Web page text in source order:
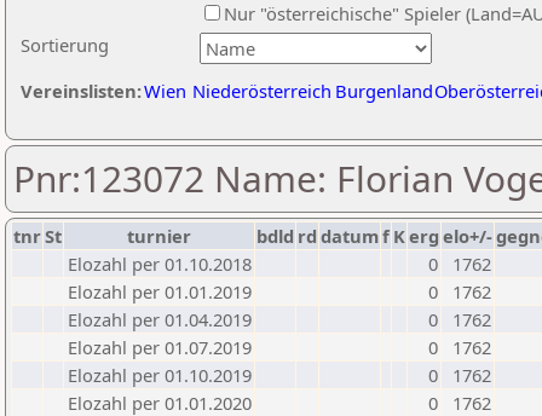
Sortierung
Nur "österreichische" Spieler
Vereinslisten:Wien Niederösterreich Burgenland
Pnr:123072 Name: Florian
tnrSt turnier bdld rd datumf Kerg elo+/-
Elozahl per 01.10.2018
0
1762
Elozahl per 01.01.2019
0
1762
Elozahl per 01.04.2019
0
1762
Elozahl per 01.07.2019
0
1762
Elozahl per 01.10.2019
0
1762
Elozahl per 01.01.2020
0
1762